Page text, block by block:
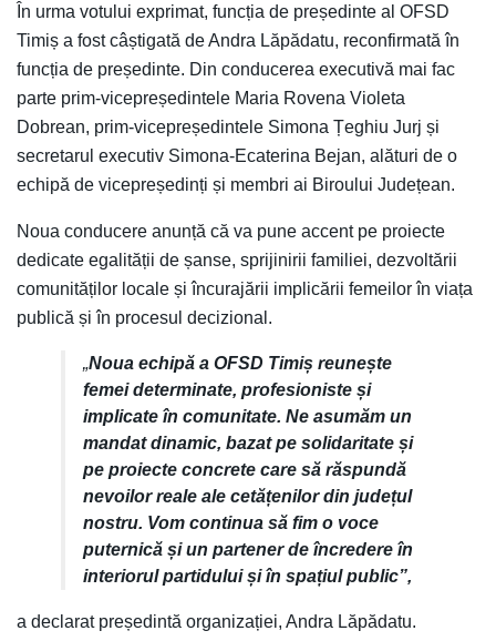
În urma votului exprimat, funcția de președinte al OFSD
Timiș a fost câștigată de Andra Lăpădatu, reconfirmată în
funcția de președinte. Din conducerea executivă mai fac
parte prim-vicepreședintele Maria Rovena Violeta
Dobrean, prim-vicepreședintele Simona Țeghiu Jurj și
secretarul executiv Simona-Ecaterina Bejan, alături de o
echipă de vicepreședinți și membri ai Biroului Județean.
Noua conducere anunță că va pune accent pe proiecte
dedicate egalității de șanse, sprijinirii familiei, dezvoltării
comunităților locale și încurajării implicării femeilor în viața
publică și în procesul decizional.
„Noua echipă a OFSD Timiș reunește
femei determinate, profesioniste și
implicate în comunitate. Ne asumăm un
mandat dinamic, bazat pe solidaritate și
pe proiecte concrete care să răspundă
nevoilor reale ale cetățenilor din județul
nostru. Vom continua să fim o voce
puternică și un partener de încredere în
interiorul partidului și în spațiul public”,
a declarat președintă organizației, Andra Lăpădatu.